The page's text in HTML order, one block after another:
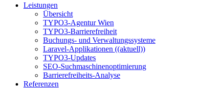
Leistungen
Übersicht
TYPO3-Agentur Wien
TYPO3-Barrierefreiheit
Buchungs- und Verwaltungssysteme
Laravel-Applikationen ((aktuell))
TYPO3-Updates
SEO-Suchmaschinenoptimierung
Barrierefreiheits-Analyse
Referenzen